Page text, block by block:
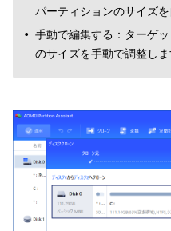
パーティションのサイズを
手動で編集する：ターゲ
のサイズを手動で調整しま